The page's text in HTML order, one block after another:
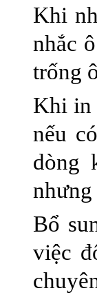
Khi
nhắc
trống
Khi in
nếu
dòng
Bổ
việc